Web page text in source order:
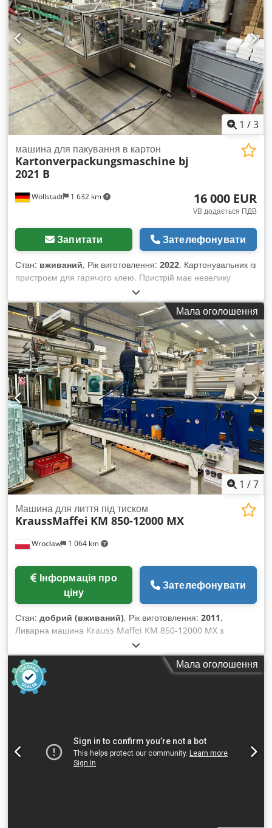
1 /3
Wöllstadt 1 632 km
машина для пакування в картон
Kartonverpackungsmaschine bj
2021 B
16 000 EUR
VB додається ПДВ
Запитати Зателефонувати
Стан: вживаний, Рік виготовлення: 2022, Картонувальник із
пристроєм для гарячого клею. Пристрій має невелику
кількість напрацьованих годин. Особливо підходить для
продуктів, які можна подавати в коробку з боку. Dodpfx
Aevb E Evjbtsck
Мала оголошення
1 /7
Wrocław 1 064 km
Машина для лиття під тиском
KraussMaffei KM 850-12000 MX
ціну
Зателефонувати
Стан: добрий (вживаний), Рік виготовлення: 2011,
Ливарна машина Krauss Maffei KM 850-12000 MX з
роботом Krauss Maffei. Рік випуску – 2011. Гідравлічно-
механічна двоплитна система закривання з 4-ма тисковими
подушками і 4-ма блокувальними вузлами на рухомій плиті.
PV – регулювання інжекційного агрегату. Система
управління MC 5 з кольоровим монітором, вбудованим
форсункою – радіус форсунки: 25 мм, отвір форсунки: 9 мм
ТЕХНІЧНІ ДАНІ Установка замикання – зусилля замикання
форми: 8500 kN – зусилля відкривання форми: 560 kN –
Мала оголошення